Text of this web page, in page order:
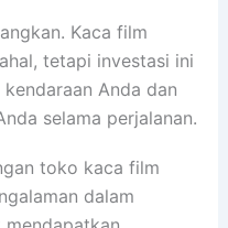
Kaca film
tetapi investasi ini
Anda dan
selama perjalanan.
toko kaca film
dalam